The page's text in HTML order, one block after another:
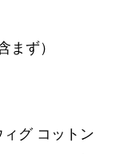
まず）
ィグ コットン